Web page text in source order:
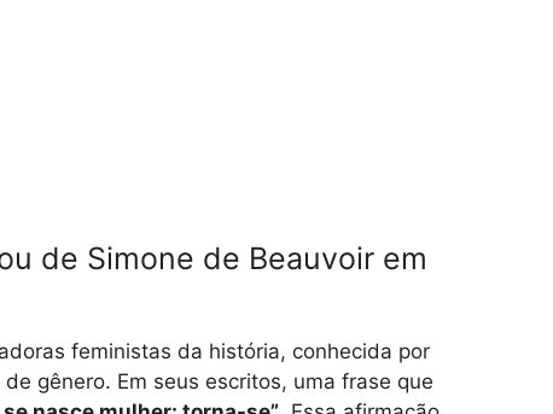
de Simone de Beauvoir em
feministas da história, conhecida por
gênero. Em seus escritos, uma frase que